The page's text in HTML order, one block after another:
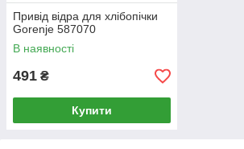
Привід відра для хлібопічки
Gorenje 587070
В наявності
491 ₴
Купити